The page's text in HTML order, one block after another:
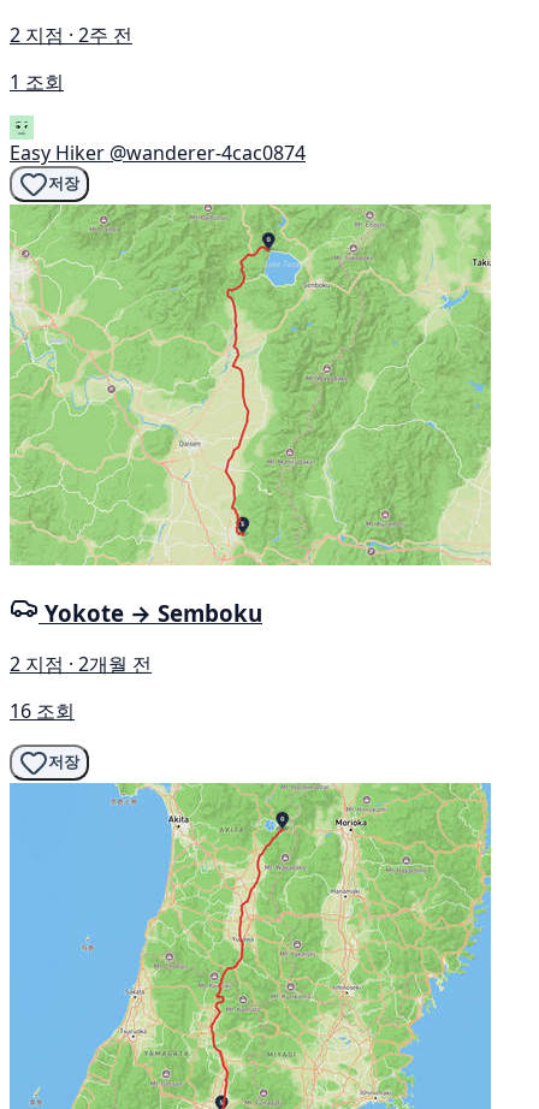
2 지점 · 2주 전
1 조회
Easy Hiker @wanderer-4cac0874
저장
Yokote → Semboku
2 지점 · 2개월 전
16 조회
저장